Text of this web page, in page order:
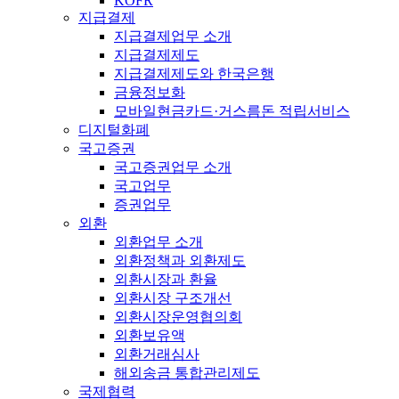
지급결제
지급결제업무 소개
지급결제제도
지급결제제도와 한국은행
금융정보화
모바일현금카드·거스름돈 적립서비스
디지털화폐
국고증권
국고증권업무 소개
국고업무
증권업무
외환
외환업무 소개
외환정책과 외환제도
외환시장과 환율
외환시장 구조개선
외환시장운영협의회
외환보유액
외환거래심사
해외송금 통합관리제도
국제협력